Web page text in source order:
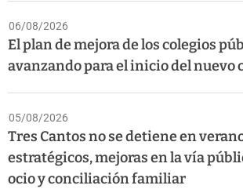
06/08/2026
El plan de mejora de los colegios
avanzando para el inicio del nuevo
05/08/2026
Tres Cantos no se detiene en
estratégicos, mejoras en la vía
ocio y conciliación familiar